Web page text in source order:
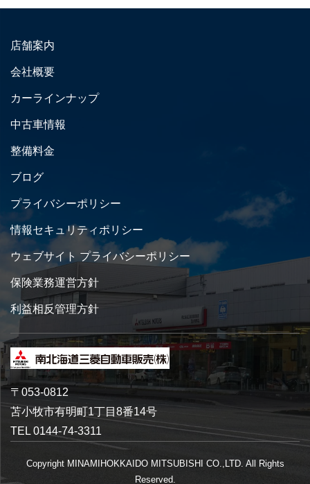
店舗案内
会社概要
カーラインナップ
中古車情報
整備料金
ブログ
プライバシーポリシー
情報セキュリティポリシー
ウェブサイト プライバシーポリシー
保険業務運営方針
利益相反管理方針
〒053-0812
苫小牧市有明町1丁目8番14号
TEL 0144-74-3311
Copyright MINAMIHOKKAIDO MITSUBISHI CO.,LTD. All Rights
Reserved.